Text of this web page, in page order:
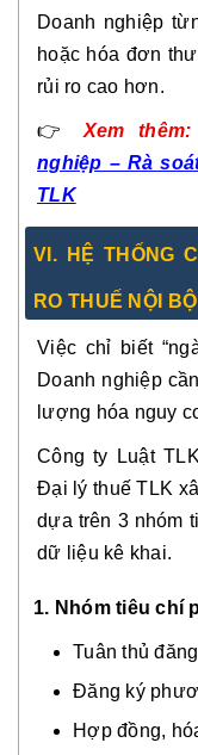
Doanh nghiệp
hoặc hóa đơn
rủi ro cao hơn.
👉 Xem thêm:
nghiệp – Rà
TLK
VI. HỆ THỐNG
RO THUẾ NỘI BỘ
Việc chỉ biết
Doanh nghiệp
lượng hóa nguy
Công ty Luật
Đại lý thuế TLK
dựa trên 3 nhóm
dữ liệu kê khai.
1. Nhóm tiêu chí
Tuân thủ
Đăng ký
Hợp đồng,